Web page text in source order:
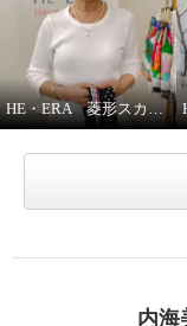
HE・ERA 菱形スカーフの巻き方
内海